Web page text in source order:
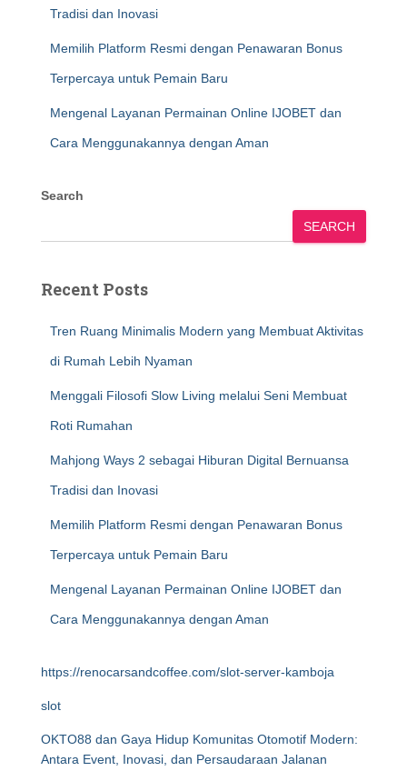
Tradisi dan Inovasi
Memilih Platform Resmi dengan Penawaran Bonus
Terpercaya untuk Pemain Baru
Mengenal Layanan Permainan Online IJOBET dan
Cara Menggunakannya dengan Aman
Search
SEARCH
Recent Posts
Tren Ruang Minimalis Modern yang Membuat Aktivitas
di Rumah Lebih Nyaman
Menggali Filosofi Slow Living melalui Seni Membuat
Roti Rumahan
Mahjong Ways 2 sebagai Hiburan Digital Bernuansa
Tradisi dan Inovasi
Memilih Platform Resmi dengan Penawaran Bonus
Terpercaya untuk Pemain Baru
Mengenal Layanan Permainan Online IJOBET dan
Cara Menggunakannya dengan Aman
https://renocarsandcoffee.com/slot-server-kamboja
slot
OKTO88 dan Gaya Hidup Komunitas Otomotif Modern:
Antara Event, Inovasi, dan Persaudaraan Jalanan